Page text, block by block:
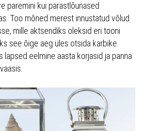
paremini kui pärastlõunased
Too mõned merest innustatud võlud
mille aktsendiks oleksid eri tooni
see õige aeg üles otsida karbike
lapsed eelmine aasta korjasid ja panna